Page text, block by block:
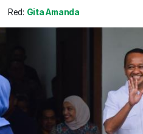
Red: Gita Amanda